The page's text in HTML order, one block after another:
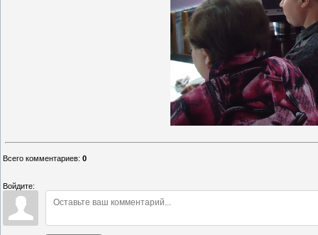
Всего комментариев: 0
Войдите: